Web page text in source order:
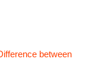
between